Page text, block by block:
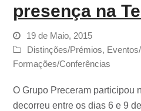
presença na
19 de Maio, 2015
Distinções/Prémios,
Formações/Conferências
O Grupo Preceram participou
decorreu entre os dias 6 e 9